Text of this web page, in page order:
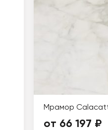
Мрамор
от 66 197 ₽